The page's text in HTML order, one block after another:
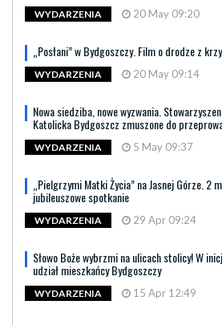
WYDARZENIA 20 May 09:20
„Posłani” w Bydgoszczy. Film o drodze z
WYDARZENIA 20 May 09:14
Nowa siedziba, nowe wyzwania.
Katolicka Bydgoszcz zmuszone do
WYDARZENIA 5 May 09:37
„Pielgrzymi Matki Życia” na Jasnej Górze. 2
jubileuszowe spotkanie
WYDARZENIA 29 Apr 09:24
Słowo Boże wybrzmi na ulicach stolicy! W
udział mieszkańcy Bydgoszczy
WYDARZENIA 15 Apr 12:49